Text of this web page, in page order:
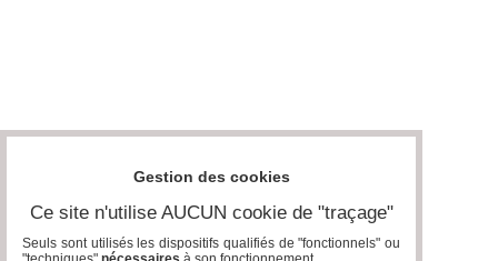
Gestion des cookies
Ce site n'utilise AUCUN cookie de "traçage"
Seuls sont utilisés les dispositifs qualifiés de "fonctionnels" ou